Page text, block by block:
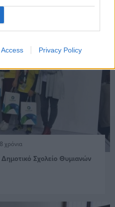
Privacy Policy
χρόνια
Σχολείο Θυμιανών